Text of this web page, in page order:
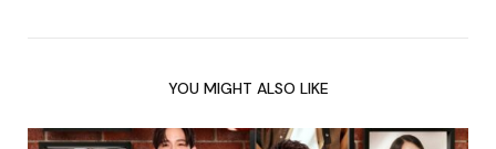
YOU MIGHT ALSO LIKE